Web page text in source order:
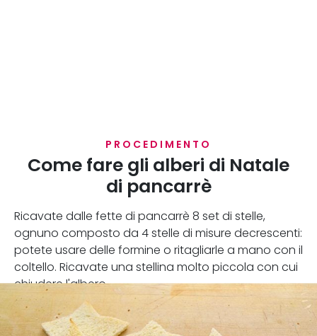
PROCEDIMENTO
Come fare gli alberi di Natale
di pancarrè
Ricavate dalle fette di pancarrè 8 set di stelle,
ognuno composto da 4 stelle di misure decrescenti:
potete usare delle formine o ritagliarle a mano con il
coltello. Ricavate una stellina molto piccola con cui
chiudere l'albero.